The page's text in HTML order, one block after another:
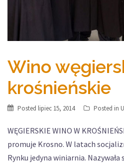
Wino
krośnieńskie
Posted lipiec 15, 2014 Posted in
WĘGIERSKIE WINO W
promuje Krosno. W latach
Rynku jedyna winiarnia.